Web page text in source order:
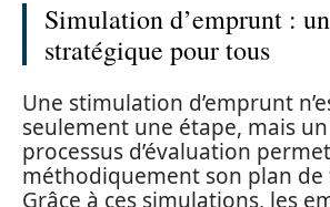
Simulation d’emprunt :
stratégique pour tous
Une stimulation d’emprunt
seulement une étape, mais
processus d’évaluation
méthodiquement son plan de
Grâce à ces simulations, les